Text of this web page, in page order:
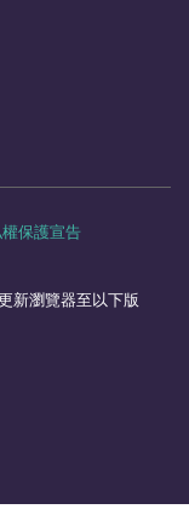
權保護宣告
新瀏覽器至以下版